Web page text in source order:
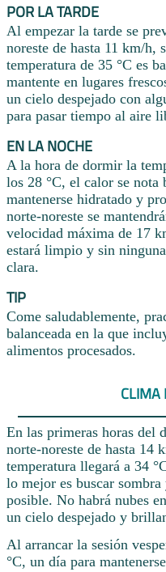
POR LA TARDE
Al empezar la tarde se
noreste de hasta 11 km/h,
temperatura de 35 °C es
mantente en lugares
un cielo despejado con
para pasar tiempo al aire
EN LA NOCHE
A la hora de dormir la
los 28 °C, el calor se nota
mantenerse hidratado y
norte-noreste se
velocidad máxima de 17
estará limpio y sin
clara.
TIP
Come saludablemente,
balanceada en la que
alimentos procesados.
CLIMA
En las primeras horas del
norte-noreste de hasta 14
temperatura llegará a 34
lo mejor es buscar sombra
posible. No habrá nubes
un cielo despejado y
Al arrancar la sesión
°C, un día para